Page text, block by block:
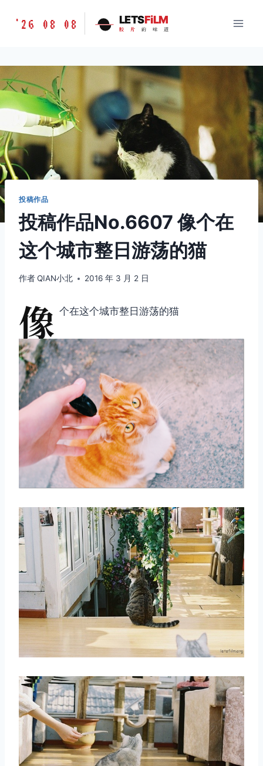
胶
味
道
LETSFILM
'26 08 08 LETSFiLM
胶 片 的 味 道
投稿作品
投稿作品No.6607 像个在
这个城市整日游荡的猫
作者QIAN小北 2016 年 3 月 2 日
像 个在这个城市整日游荡的猫